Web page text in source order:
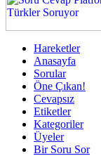
Hareketler
Anasayfa
Sorular
Öne Çıkan!
Cevapsız
Etiketler
Kategoriler
Üyeler
Bir Soru Sor